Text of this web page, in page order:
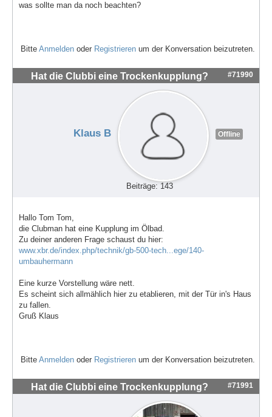
was sollte man da noch beachten?
Bitte Anmelden oder Registrieren um der Konversation beizutreten.
Hat die Clubbi eine Trockenkupplung? #71990
Klaus B Offline
Beiträge: 143
Hallo Tom Tom,
die Clubman hat eine Kupplung im Ölbad.
Zu deiner anderen Frage schaust du hier:
www.xbr.de/index.php/technik/gb-500-tech...ege/140-
umbauhermann
Eine kurze Vorstellung wäre nett.
Es scheint sich allmählich hier zu etablieren, mit der Tür in's Haus
zu fallen.
Gruß Klaus
Bitte Anmelden oder Registrieren um der Konversation beizutreten.
Hat die Clubbi eine Trockenkupplung? #71991